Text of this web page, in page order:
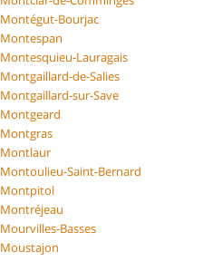
Montégut-Bourjac
Montespan
Montesquieu-Lauragais
Montgaillard-de-Salies
Montgaillard-sur-Save
Montgeard
Montgras
Montlaur
Montoulieu-Saint-Bernard
Montpitol
Montréjeau
Mourvilles-Basses
Moustajon